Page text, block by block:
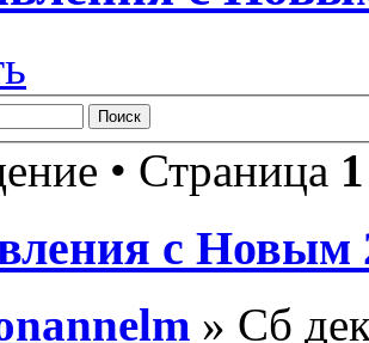
• Страница 1
с Новым
» Сб